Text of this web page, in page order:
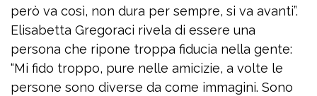
però va così, non dura per sempre, si va avanti”.
Elisabetta Gregoraci rivela di essere una
persona che ripone troppa fiducia nella gente:
“Mi fido troppo, pure nelle amicizie, a volte le
persone sono diverse da come immagini. Sono